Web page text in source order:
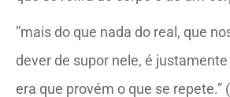
”mais do que nada do real, que
dever de supor nele, é
era que provém o que se repete.”